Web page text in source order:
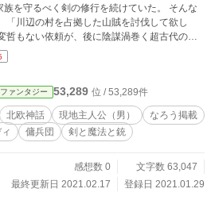
守るべく剣の修行を続けていた。 そんな
の人であるアークには知るよしもなかっ
ファンタジー 53,289 位 / 53,289件
北欧神話 現地主人公（男）
なろう掲載
傭兵団 剣と魔法と銃
感想数 0
文字数 63,047
最終更新日 2021.02.17
登録日 2021.01.29